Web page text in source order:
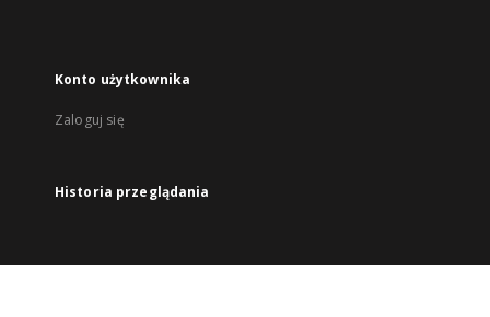
Konto użytkownika
Zaloguj się
Historia przeglądania